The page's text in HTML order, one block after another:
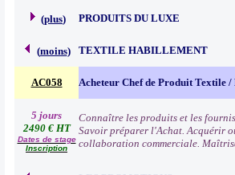
(plus) PRODUITS DU LUXE
(moins) TEXTILE HABILLEMENT
AC058 Acheteur Chef de Produit Textile
5 jours
2490 € HT
Dates de stage
Inscription
Connaître les produits et les
Savoir préparer l'Achat. Acquérir
collaboration commerciale.